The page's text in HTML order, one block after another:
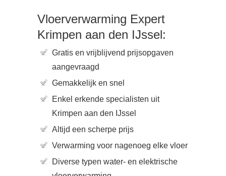
Vloerverwarming Expert
Krimpen aan den IJssel:
Gratis en vrijblijvend prijsopgaven
aangevraagd
Gemakkelijk en snel
Enkel erkende specialisten uit
Krimpen aan den IJssel
Altijd een scherpe prijs
Verwarming voor nagenoeg elke vloer
Diverse typen water- en elektrische